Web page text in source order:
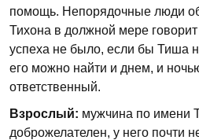
помощь. Непорядочные люди
Тихона в должной мере
успеха не было, если бы Тиша
его можно найти и днем, и
ответственный.
Взрослый: мужчина по имени
доброжелателен, у него почти